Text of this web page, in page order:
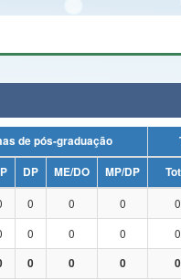
e dos Direitos
Planalto
Total de Programas de pós-graduação
DP ME/DO MP/DP
0 0 0 0
0 0 0 0
0 0 0 0